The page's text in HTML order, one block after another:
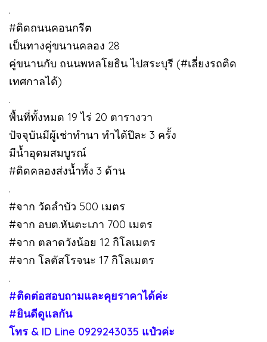
.
#ติดถนนคอนกรีต
เป็นทางคู่ขนานคลอง 28
คู่ขนานกับ ถนนพหลโยธิน ไปสระบุรี (#เลี่ยงรถติด
เทศกาลได้)
.
พื้นที่ทั้งหมด 19 ไร่ 20 ตารางวา
ปัจจุบันมีผู้เช่าทำนา ทำได้ปีละ 3 ครั้ง
มีน้ำอุดมสมบูรณ์
#ติดคลองส่งน้ำทั้ง 3 ด้าน
.
#จาก วัดลำบัว 500 เมตร
#จาก อบต.หันตะเภา 700 เมตร
#จาก ตลาดวังน้อย 12 กิโลเมตร
#จาก โลตัสโรจนะ 17 กิโลเมตร
.
#ติดต่อสอบถามและคุยราคาได้ค่ะ
#ยินดีดูแลกัน
โทร & ID Line 0929243035 แป๋วค่ะ